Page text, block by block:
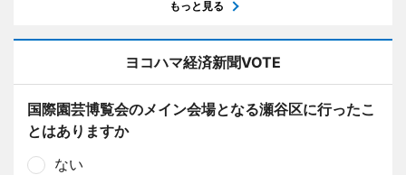
もっと見る
ヨコハマ経済新聞VOTE
国際園芸博覧会のメイン会場となる瀬谷区に行ったこ
とはありますか
ない